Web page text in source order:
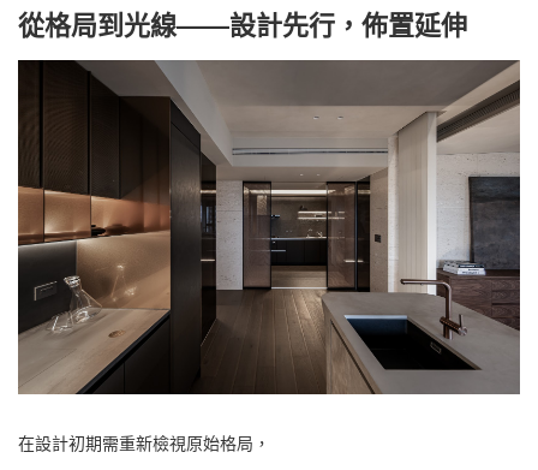
從格局到光線——設計先行，佈置延伸
在設計初期需重新檢視原始格局，